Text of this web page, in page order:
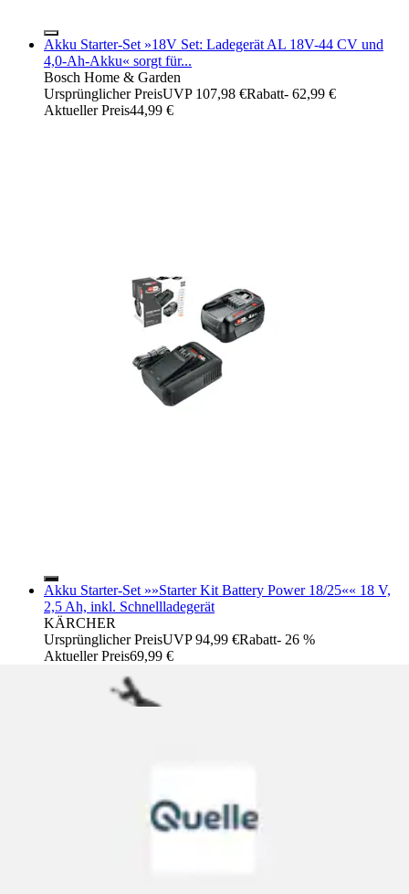
Akku Starter-Set »18V Set: Ladegerät AL 18V-44 CV und
4,0-Ah-Akku« sorgt für...
Bosch Home & Garden
Ursprünglicher PreisUVP 107,98 €Rabatt- 62,99 €
Aktueller Preis44,99 €
Akku Starter-Set »»Starter Kit Battery Power 18/25«« 18 V,
2,5 Ah, inkl. Schnellladegerät
KÄRCHER
Ursprünglicher PreisUVP 94,99 €Rabatt- 26 %
Aktueller Preis69,99 €